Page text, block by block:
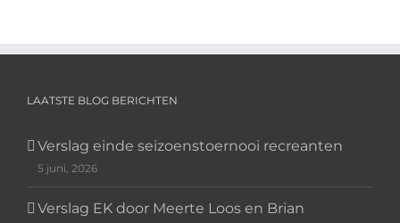
LAATSTE BLOG BERICHTEN
Verslag einde seizoenstoernooi recreanten
5 juni, 2026
Verslag EK door Meerte Loos en Brian